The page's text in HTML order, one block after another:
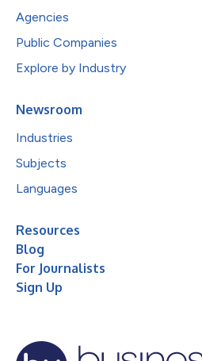
Agencies
Public Companies
Explore by Industry
Newsroom
Industries
Subjects
Languages
Resources
Blog
For Journalists
Sign Up